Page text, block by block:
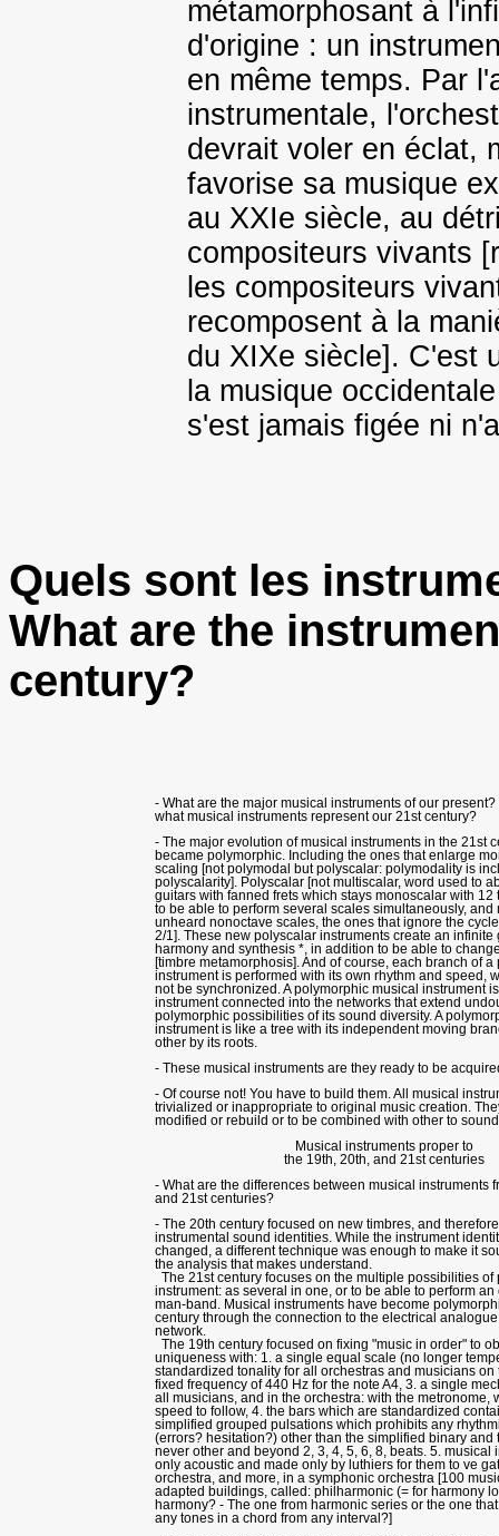
métamorphosant à
d'origine : un
en même temps. Par
instrumentale,
devrait voler en éclat,
favorise sa musique
au XXIe siècle, au
compositeurs vivants
les compositeurs
recomposent à la
du XIXe siècle]. C'est
la musique
s'est jamais figée ni
Quels sont les
What are the
century?
- What are the major musical instruments of our
what musical instruments represent our 21st century?
- The major evolution of musical instruments in the 21st
became polymorphic. Including the ones that enlarge
scaling [not polymodal but polyscalar: polymodality is
polyscalarity]. Polyscalar [not multiscalar, word used to
guitars with fanned frets which stays monoscalar with 12
to be able to perform several scales simultaneously, and
unheard nonoctave scales, the ones that ignore the
2/1]. These new polyscalar instruments create an infinite
harmony and synthesis *, in addition to be able to
[timbre metamorphosis]. And of course, each branch of a
instrument is performed with its own rhythm and speed,
not be synchronized. A polymorphic musical instrument
instrument connected into the networks that extend
polymorphic possibilities of its sound diversity. A
instrument is like a tree with its independent moving
other by its roots.
- These musical instruments are they ready to be
- Of course not! You have to build them. All musical
trivialized or inappropriate to original music creation.
modified or rebuild or to be combined with other to
Musical instruments proper to
the 19th, 20th, and 21st centuries
- What are the differences between musical instruments
and 21st centuries?
- The 20th century focused on new timbres, and
instrumental sound identities. While the instrument
changed, a different technique was enough to make it
the analysis that makes understand.
The 21st century focuses on the multiple possibilities of
instrument: as several in one, or to be able to perform an
man-band. Musical instruments have become
century through the connection to the electrical
network.
The 19th century focused on fixing "music in order" to
uniqueness with: 1. a single equal scale (no longer
standardized tonality for all orchestras and musicians on
fixed frequency of 440 Hz for the note A4, 3. a single
all musicians, and in the orchestra: with the metronome,
speed to follow, 4. the bars which are standardized
simplified grouped pulsations which prohibits any
(errors? hesitation?) other than the simplified binary and
never other and beyond 2, 3, 4, 5, 6, 8, beats. 5. musical
only acoustic and made only by luthiers for them to ve
orchestra, and more, in a symphonic orchestra [100
adapted buildings, called: philharmonic (= for harmony
harmony? - The one from harmonic series or the one
any tones in a chord from any interval?]